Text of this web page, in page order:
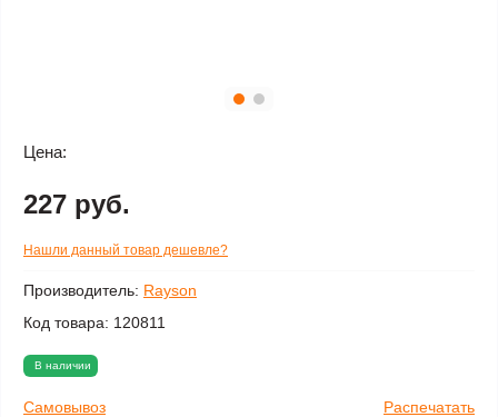
Производитель: Rayson
Код товара: 120811
В наличии
Самовывоз Распечатать
Цена:
227 руб.
Нашли данный товар дешевле?